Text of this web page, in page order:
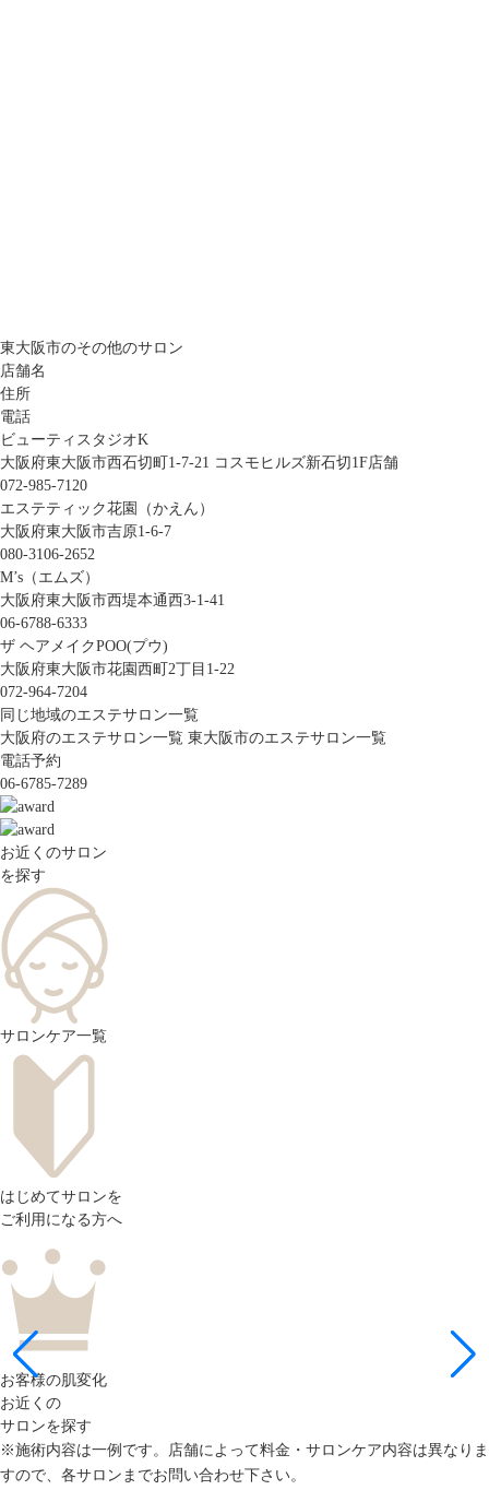
東大阪市のその他のサロン
店舗名
住所
電話
ビューティスタジオK
大阪府東大阪市西石切町1-7-21 コスモヒルズ新石切1F店舗
072-985-7120
エステティック花園（かえん）
大阪府東大阪市吉原1-6-7
080-3106-2652
M’s（エムズ）
大阪府東大阪市西堤本通西3-1-41
06-6788-6333
ザ ヘアメイクPOO(プウ)
大阪府東大阪市花園西町2丁目1-22
072-964-7204
同じ地域のエステサロン一覧
大阪府のエステサロン一覧 東大阪市のエステサロン一覧
電話予約
06-6785-7289
お近くのサロン
を探す
サロンケア一覧
はじめてサロンを
ご利用になる方へ
お客様の肌変化
お近くの
サロンを探す
※施術内容は一例です。店舗によって料金・サロンケア内容は異なりま
すので、各サロンまでお問い合わせ下さい。